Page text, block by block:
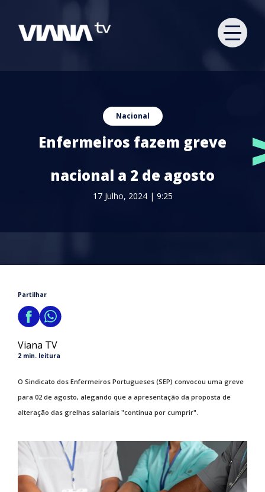
Nacional
Enfermeiros fazem greve
nacional a 2 de agosto
17 Julho, 2024 | 9:25
Partilhar
Viana TV
2 min. leitura
O Sindicato dos Enfermeiros Portugueses (SEP) convocou uma greve
para 02 de agosto, alegando que a apresentação da proposta de
alteração das grelhas salariais "continua por cumprir".